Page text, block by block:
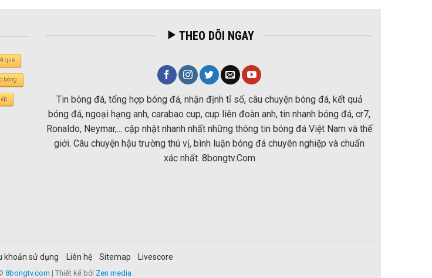
quả
bóng
THEO DÕI NGAY
Tin bóng đá, tổng hợp bóng đá, nhận định tỉ số, câu chuyện bóng đá, kết quả
bóng đá, ngoại hạng anh, carabao cup, cup liên đoàn anh, tin nhanh bóng đá, cr7,
Ronaldo, Neymar,... cập nhật nhanh nhất những thông tin bóng đá Việt Nam và thế
giới. Câu chuyện hậu trường thú vị, bình luận bóng đá chuyên nghiệp và chuẩn
xác nhất. 8bongtv.Com
khoản sử dụng Liên hệ Sitemap Livescore
8bongtv.com | Thiết kế bởi Zen media